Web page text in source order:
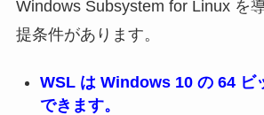
Windows Subsystem for Linux を
提条件があります。
WSL は Windows 10 の 64 ビ
できます。